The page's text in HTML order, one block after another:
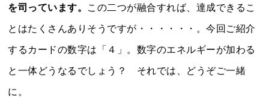
を司っています。 この二つが融合すれば、達成できるこ
とはたくさんありそうですが・・・・・・。今回ご紹介
するカードの数字は「４」。数字のエネルギーが加わる
と一体どうなるでしょう？ それでは、どうぞご一緒
に。